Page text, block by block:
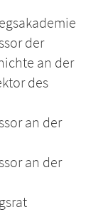
der
an der
des
an der
an der